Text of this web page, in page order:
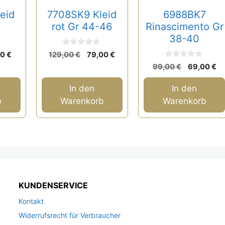
€Aktueller
ist:
7708SK9 Kleid
rot Gr 44-46
0
v
5
129,00€
Ursprünglicher
war:
129,00 €
79,00€
ist:
In den
Warenkorb
6988BK7
Rinascimento Gr
38-40
0
v
o
99,00€
Preis
war:
99,00 €
69,00€
In den
Warenkorb
KUNDENSERVICE
Kontakt
Widerrufsrecht für Verbraucher